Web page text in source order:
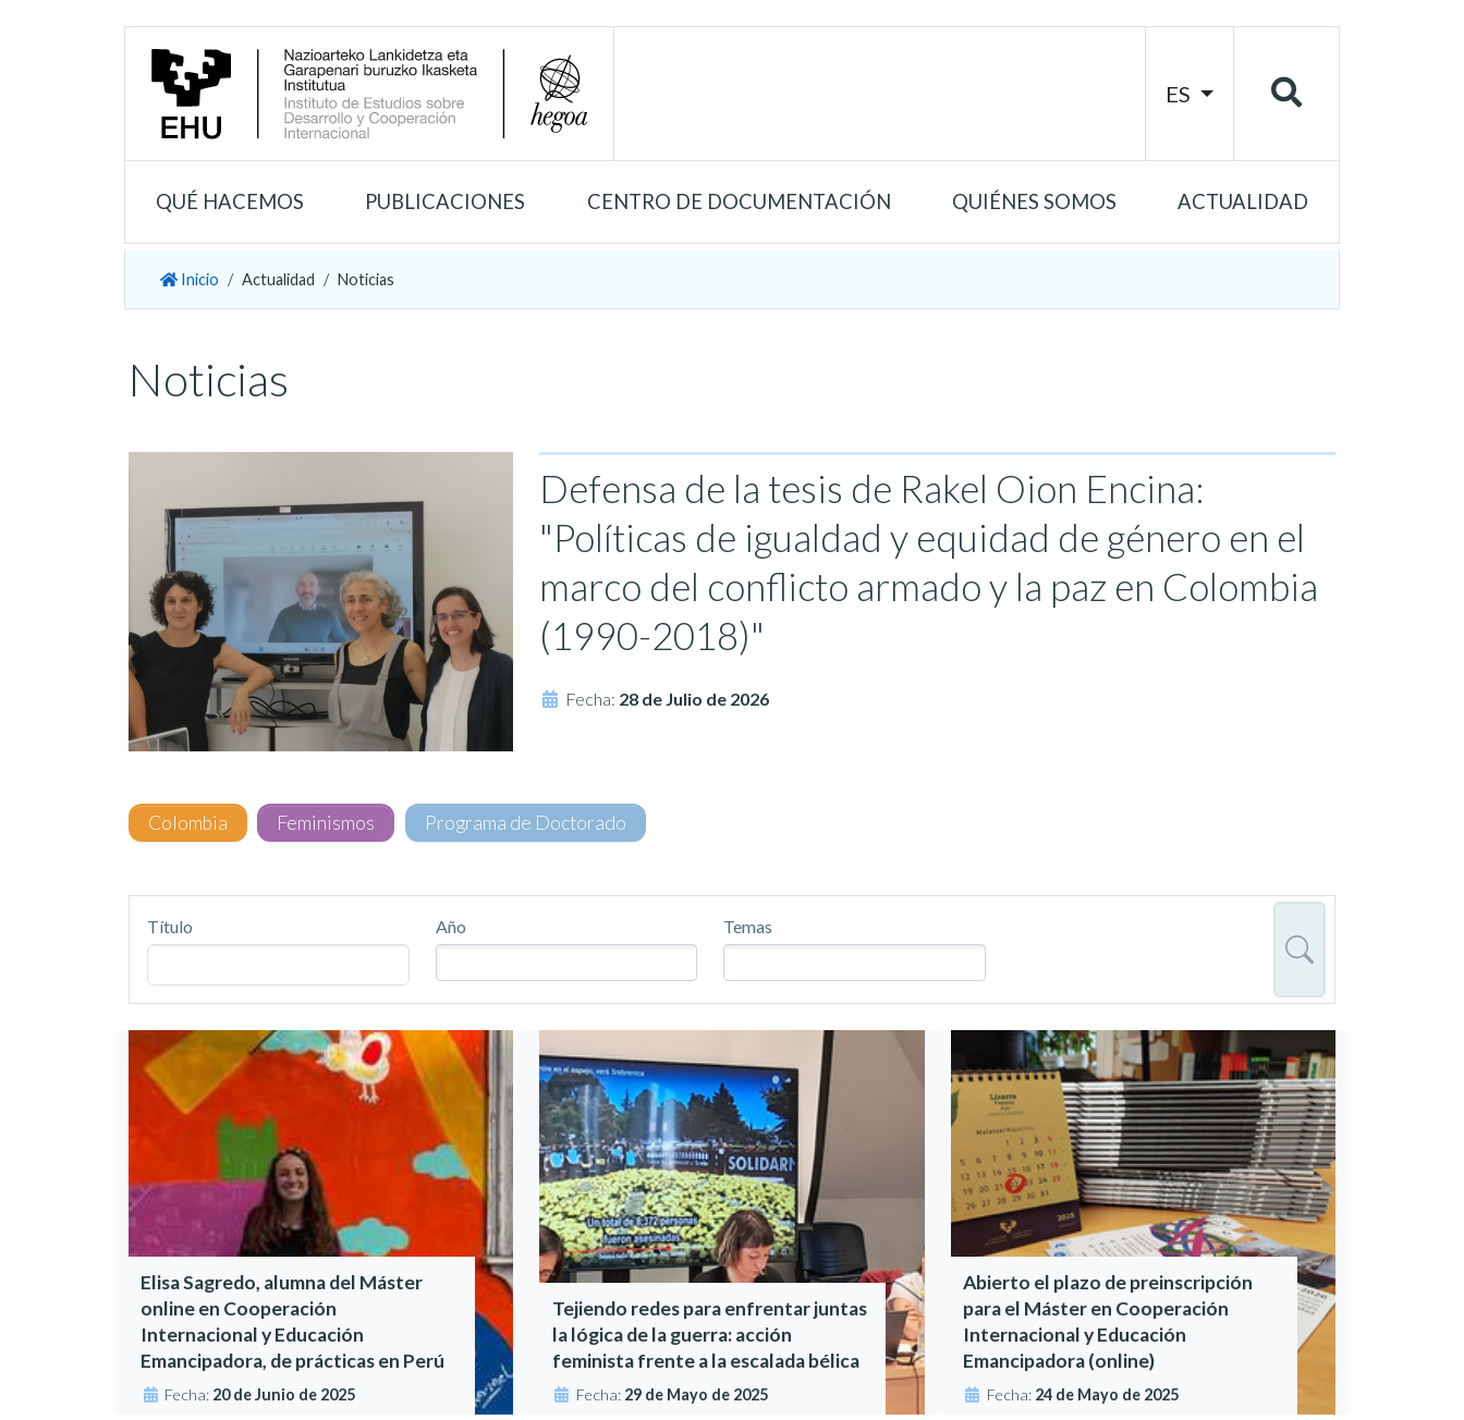
ES
QUÉ HACEMOS PUBLICACIONES CENTRO DE DOCUMENTACIÓN QUIÉNES SOMOS ACTUALIDAD
Inicio Actualidad Noticias
Noticias
Defensa de la tesis de Rakel Oion Encina:
"Políticas de igualdad y equidad de género en el
marco del conflicto armado y la paz en Colombia
(1990-2018)"
Fecha: 28 de Julio de 2026
Colombia Feminismos Programa de Doctorado
Título Año Temas
Elisa Sagredo, alumna del Máster
online en Cooperación
Internacional y Educación
Emancipadora, de prácticas en Perú
Fecha: 20 de Junio de 2025
Tejiendo redes para enfrentar juntas
la lógica de la guerra: acción
feminista frente a la escalada bélica
Fecha: 29 de Mayo de 2025
Abierto el plazo de preinscripción
para el Máster en Cooperación
Internacional y Educación
Emancipadora (online)
Fecha: 24 de Mayo de 2025